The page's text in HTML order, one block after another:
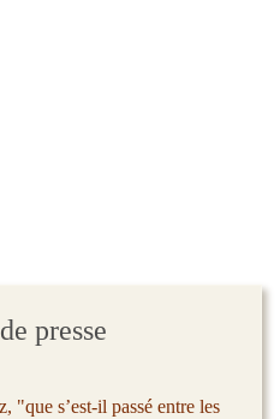
presse
"que s’est-il passé entre les